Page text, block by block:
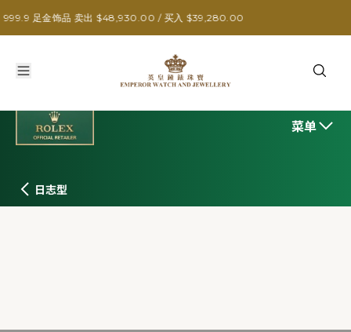
金饰品 卖出 $48,930.00 / 买入 $39,280.00
菜单
日志型